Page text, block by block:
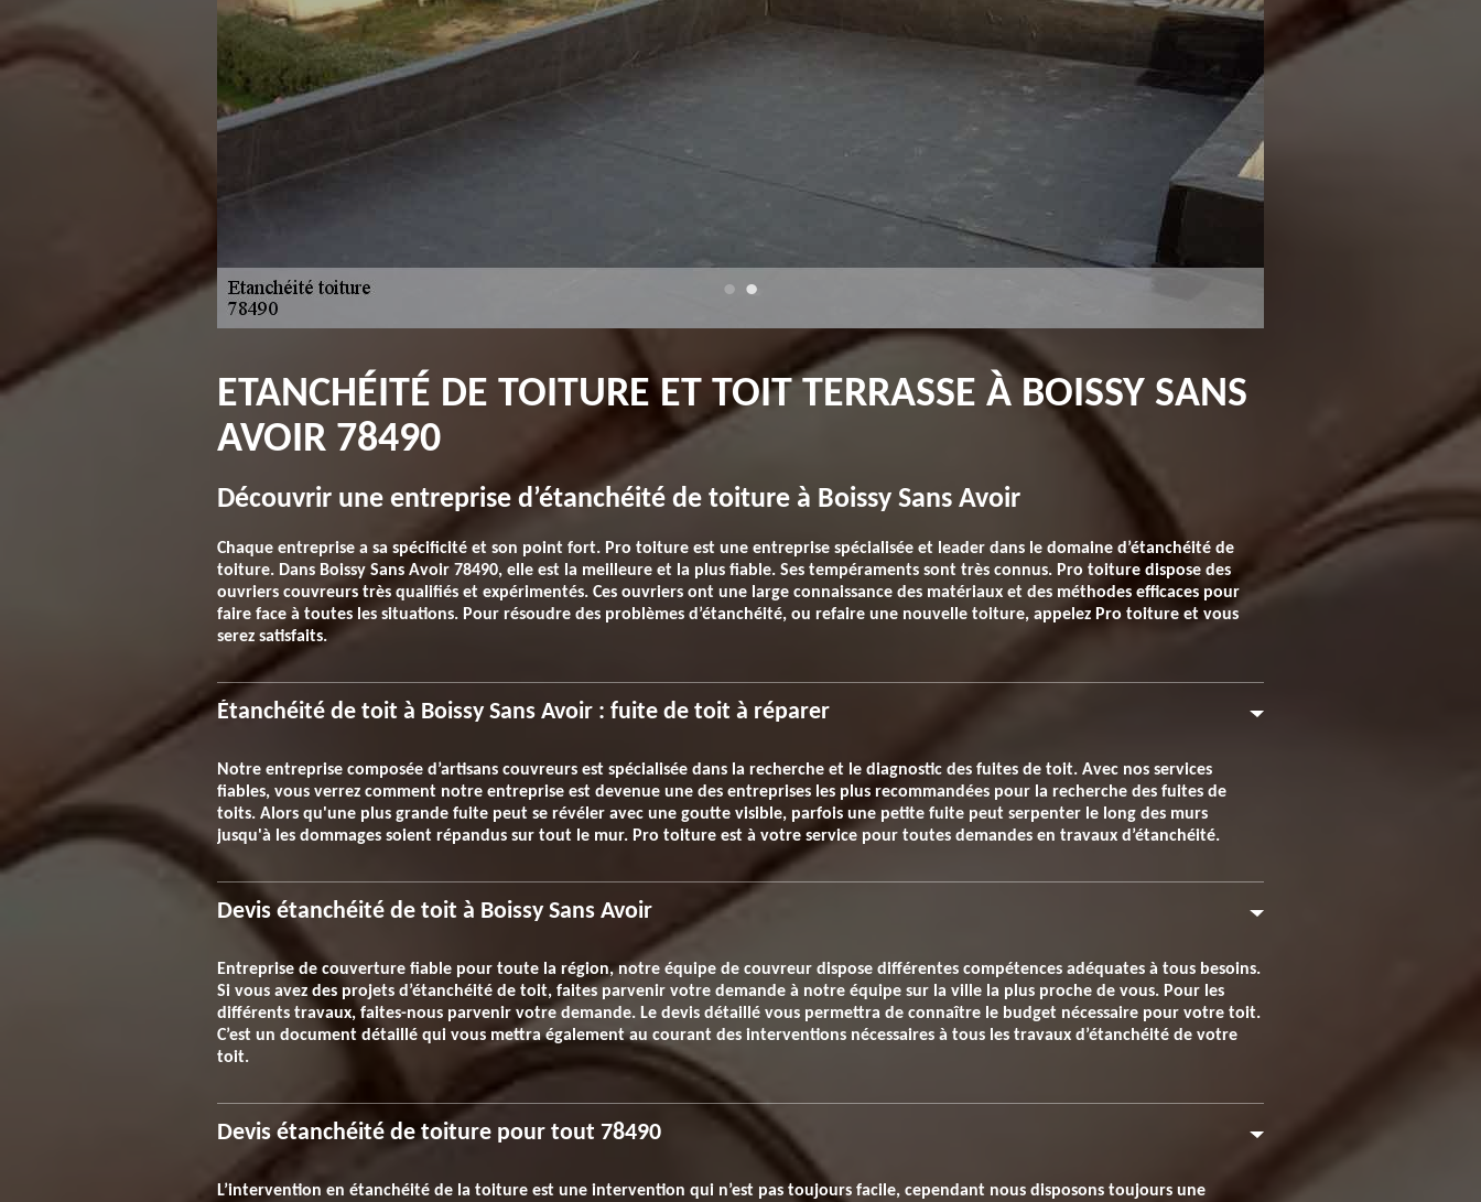
ETANCHÉITÉ DE TOITURE ET TOIT TERRASSE À BOISSY SANS
AVOIR 78490
Découvrir une entreprise d’étanchéité de toiture à Boissy Sans Avoir
Chaque entreprise a sa spécificité et son point fort. Pro toiture est une entreprise spécialisée et leader dans le domaine d’étanchéité de
toiture. Dans Boissy Sans Avoir 78490, elle est la meilleure et la plus fiable. Ses tempéraments sont très connus. Pro toiture dispose des
ouvriers couvreurs très qualifiés et expérimentés. Ces ouvriers ont une large connaissance des matériaux et des méthodes efficaces pour
faire face à toutes les situations. Pour résoudre des problèmes d’étanchéité, ou refaire une nouvelle toiture, appelez Pro toiture et vous
serez satisfaits.
Étanchéité de toit à Boissy Sans Avoir : fuite de toit à réparer
Notre entreprise composée d’artisans couvreurs est spécialisée dans la recherche et le diagnostic des fuites de toit. Avec nos services
fiables, vous verrez comment notre entreprise est devenue une des entreprises les plus recommandées pour la recherche des fuites de
toits. Alors qu'une plus grande fuite peut se révéler avec une goutte visible, parfois une petite fuite peut serpenter le long des murs
jusqu'à les dommages soient répandus sur tout le mur. Pro toiture est à votre service pour toutes demandes en travaux d’étanchéité.
Devis étanchéité de toit à Boissy Sans Avoir
Entreprise de couverture fiable pour toute la région, notre équipe de couvreur dispose différentes compétences adéquates à tous besoins.
Si vous avez des projets d’étanchéité de toit, faites parvenir votre demande à notre équipe sur la ville la plus proche de vous. Pour les
différents travaux, faites-nous parvenir votre demande. Le devis détaillé vous permettra de connaître le budget nécessaire pour votre toit.
C’est un document détaillé qui vous mettra également au courant des interventions nécessaires à tous les travaux d’étanchéité de votre
toit.
Devis étanchéité de toiture pour tout 78490
L’intervention en étanchéité de la toiture est une intervention qui n’est pas toujours facile, cependant nous disposons toujours une